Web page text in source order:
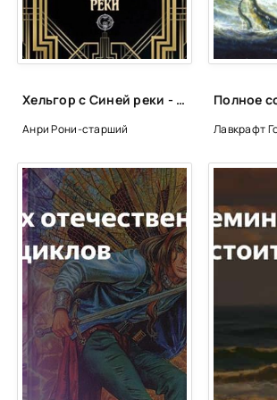
СТОЯНКА
ЭВТАНАЗИЯ
ЧАСТЬ ВТОРАЯ
ЧАСТЬ ТРЕТЬЯ
Хельгор с Синей реки - Рони-старший Жозеф Анри
Анри Рони-старший Лавкрафт